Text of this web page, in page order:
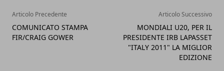
Articolo Precedente
COMUNICATO STAMPA
FIR/CRAIG GOWER
Articolo Successivo
MONDIALI U20, PER IL
PRESIDENTE IRB LAPASSET
"ITALY 2011" LA MIGLIOR
EDIZIONE